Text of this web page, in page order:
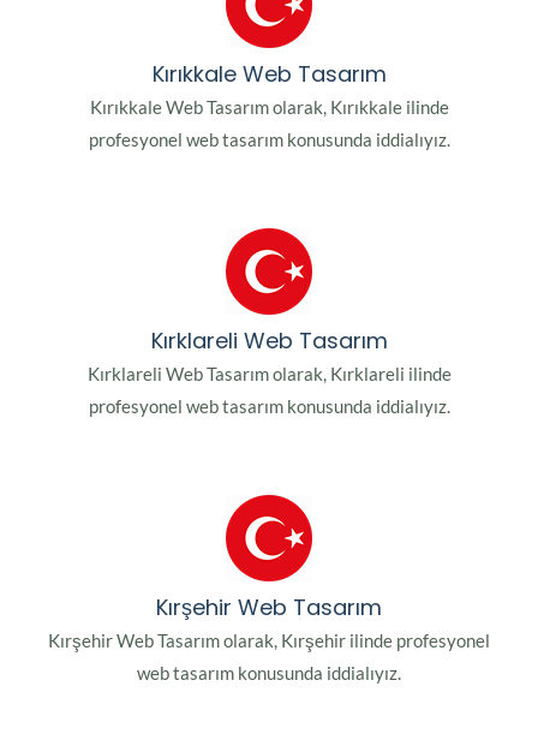
Kırıkkale Web Tasarım
Kırıkkale Web Tasarım olarak, Kırıkkale ilinde
profesyonel web tasarım konusunda iddialıyız.
Kırklareli Web Tasarım
Kırklareli Web Tasarım olarak, Kırklareli ilinde
profesyonel web tasarım konusunda iddialıyız.
Kırşehir Web Tasarım
Kırşehir Web Tasarım olarak, Kırşehir ilinde profesyonel
web tasarım konusunda iddialıyız.